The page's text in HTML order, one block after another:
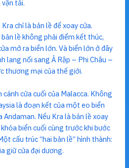
tải.
chỉ là bản lề để xoay cửa.
lề không phải điểm kết thúc,
mở ra biển lớn. Và biển lớn ở đây
lang nối sang Ả Rập – Phi Châu –
thương mại của thế giới.
cửa cuối của Malacca. Không
là đoạn kết của một eo biển
Nếu Kra là bản lề xoay
biển cuối cùng trước khi bước
cấu trúc “hai bản lề” hình thành:
giữ cửa đại dương.